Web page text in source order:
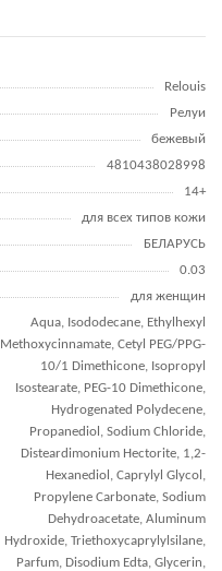
Relouis
Релуи
бежевый
4810438028998
14+
для всех типов кожи
БЕЛАРУСЬ
0.03
для женщин
Aqua, Isododecane, Ethylhexyl
Methoxycinnamate, Cetyl PEG/PPG-
10/1 Dimethicone, Isopropyl
Isostearate, PEG-10 Dimethicone,
Hydrogenated Polydecene,
Propanediol, Sodium Chloride,
Disteardimonium Hectorite, 1,2-
Hexanediol, Caprylyl Glycol,
Propylene Carbonate, Sodium
Dehydroacetate, Aluminum
Hydroxide, Triethoxycaprylylsilane,
Parfum, Disodium Edta, Glycerin,